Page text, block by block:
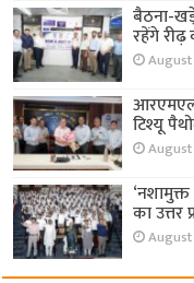
बैठना-
रहेंगे
August
टिश्यू
August
का
August